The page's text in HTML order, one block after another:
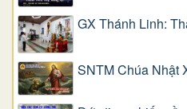
GX Thánh Linh:
SNTM Chúa Nhật